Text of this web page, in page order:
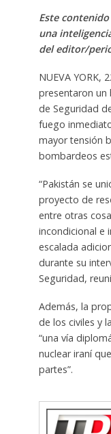
Este
una
del editor/
NUEVA YORK,
presentaron un
de Seguridad
fuego
mayor tensión
bombardeos
“Pakistán se
proyecto de
entre otras
incondicional e
escalada
durante su
Seguridad,
Además, la
de los civiles y
“una vía
nuclear iraní
partes”.